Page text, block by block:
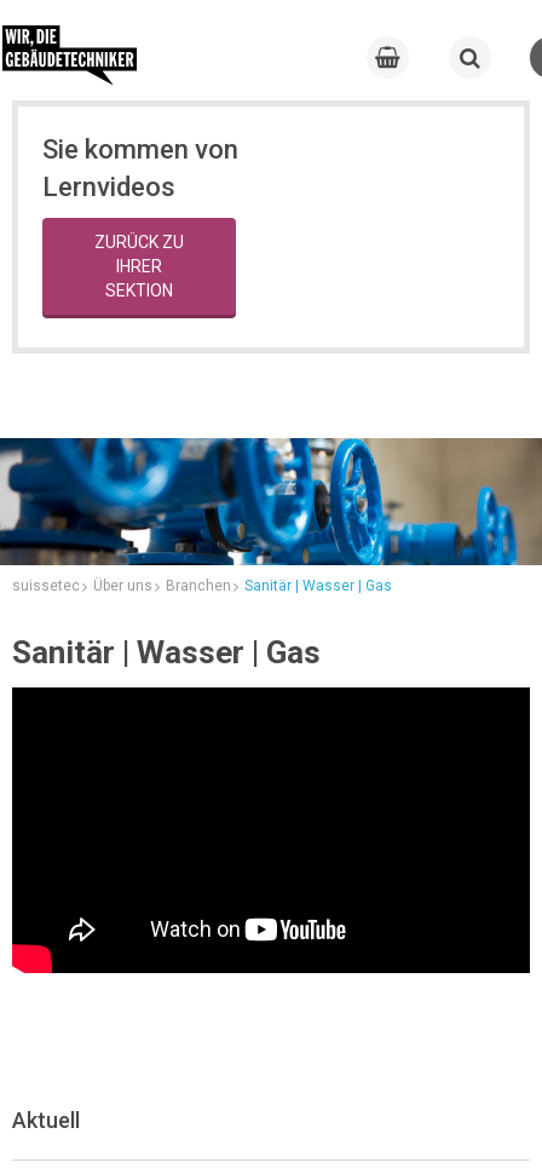
Sie kommen von
Lernvideos
ZURÜCK ZU
IHRER
SEKTION
suissetec Über uns Branchen Sanitär | Wasser | Gas
Sanitär | Wasser | Gas
Aktuell